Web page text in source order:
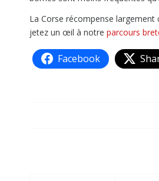
La Corse récompense largement
jetez un œil à notre parcours
Facebook